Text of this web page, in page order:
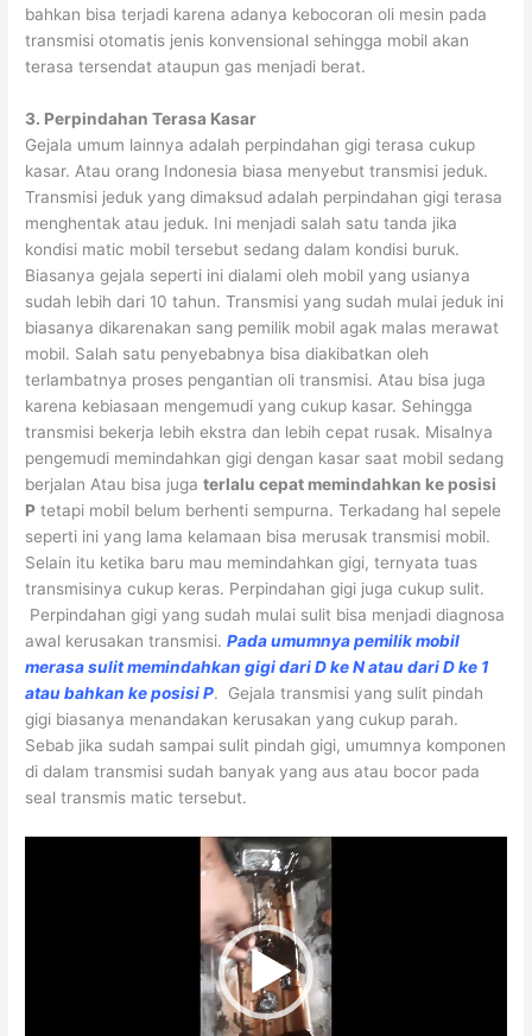
bahkan bisa terjadi karena adanya kebocoran oli mesin pada
transmisi otomatis jenis konvensional sehingga mobil akan
terasa tersendat ataupun gas menjadi berat.
3. Perpindahan Terasa Kasar
Gejala umum lainnya adalah perpindahan gigi terasa cukup
kasar. Atau orang Indonesia biasa menyebut transmisi jeduk.
Transmisi jeduk yang dimaksud adalah perpindahan gigi terasa
menghentak atau jeduk. Ini menjadi salah satu tanda jika
kondisi matic mobil tersebut sedang dalam kondisi buruk.
Biasanya gejala seperti ini dialami oleh mobil yang usianya
sudah lebih dari 10 tahun. Transmisi yang sudah mulai jeduk ini
biasanya dikarenakan sang pemilik mobil agak malas merawat
mobil. Salah satu penyebabnya bisa diakibatkan oleh
terlambatnya proses pengantian oli transmisi. Atau bisa juga
karena kebiasaan mengemudi yang cukup kasar. Sehingga
transmisi bekerja lebih ekstra dan lebih cepat rusak. Misalnya
pengemudi memindahkan gigi dengan kasar saat mobil sedang
berjalan Atau bisa jugaterlalu cepat memindahkan ke posisi
P tetapi mobil belum berhenti sempurna. Terkadang hal sepele
seperti ini yang lama kelamaan bisa merusak transmisi mobil.
Selain itu ketika baru mau memindahkan gigi, ternyata tuas
transmisinya cukup keras. Perpindahan gigi juga cukup sulit.
Perpindahan gigi yang sudah mulai sulit bisa menjadi diagnosa
awal kerusakan transmisi.Pada umumnya pemilik mobil
merasa sulit memindahkan gigi dari D ke N atau dari D ke 1
atau bahkan ke posisi P. Gejala transmisi yang sulit pindah
gigi biasanya menandakan kerusakan yang cukup parah.
Sebab jika sudah sampai sulit pindah gigi, umumnya komponen
di dalam transmisi sudah banyak yang aus atau bocor pada
seal transmis matic tersebut.